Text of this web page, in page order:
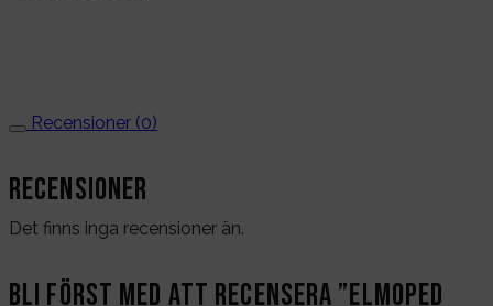
Recensioner (0)
Recensioner
Det finns inga recensioner än.
Bli först med att recensera ”Elmoped